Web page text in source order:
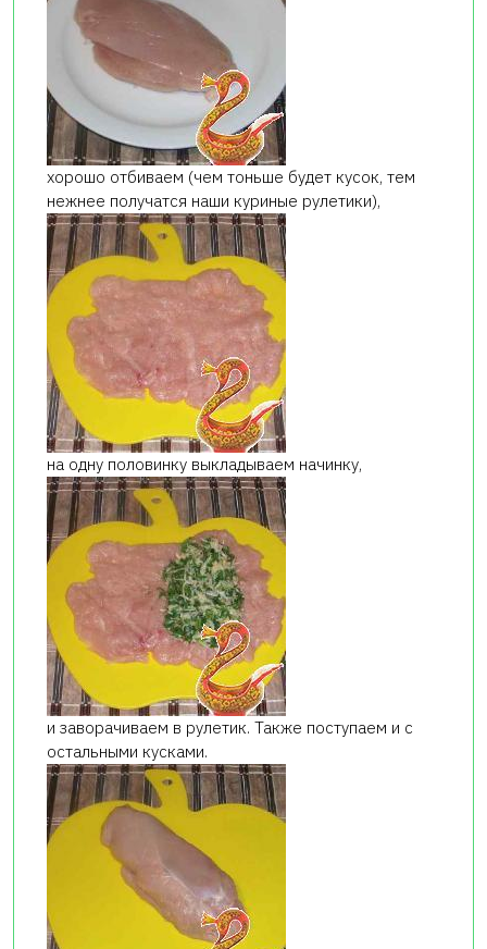
хорошо отбиваем (чем тоньше будет кусок, тем
нежнее получатся наши куриные рулетики),
на одну половинку выкладываем начинку,
и заворачиваем в рулетик. Также поступаем и с
остальными кусками.